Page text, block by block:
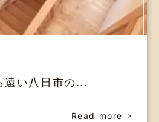
遠い八日市の...
Read more